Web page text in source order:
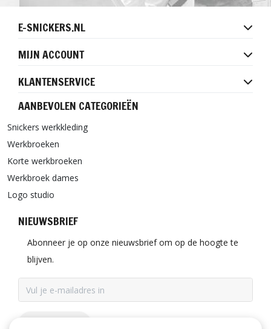
E-SNICKERS.NL
MIJN ACCOUNT
KLANTENSERVICE
AANBEVOLEN CATEGORIEËN
Snickers werkkleding
Werkbroeken
Korte werkbroeken
Werkbroek dames
Logo studio
NIEUWSBRIEF
Abonneer je op onze nieuwsbrief om op de hoogte te
blijven.